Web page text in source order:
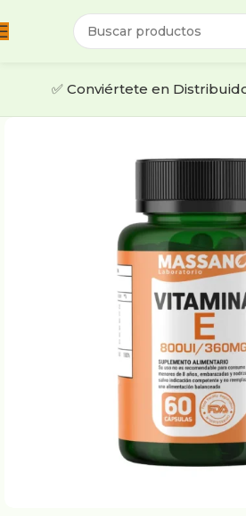
✅​ ​Conviértete en